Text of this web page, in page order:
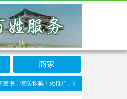
商家
，谨防诈骗！做推广、做信息置顶！请加宁晋